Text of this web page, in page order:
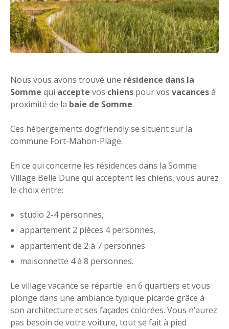
Nous vous avons trouvé une résidence dans la
Somme qui accepte vos chiens pour vos vacancesà
proximité de la baie de Somme.
Ces hébergements dogfriendly se situent sur la
commune Fort-Mahon-Plage.
En ce qui concerne les résidences dans la Somme
Village Belle Dune qui acceptent les chiens, vous aurez
le choix entre:
studio 2-4 personnes,
appartement 2 pièces 4 personnes,
appartement de 2 à 7 personnes
maisonnette 4 à 8 personnes.
Le village vacance se répartie en 6 quartiers et vous
plonge dans une ambiance typique picarde grâce à
son architecture et ses façades colorées. Vous n’aurez
pas besoin de votre voiture, tout se fait à pied